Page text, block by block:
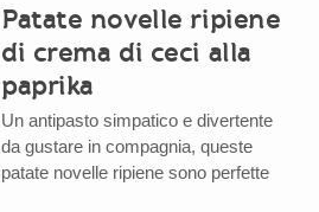
Patate novelle ripiene
di crema di ceci alla
paprika
Un antipasto simpatico e divertente
da gustare in compagnia, queste
patate novelle ripiene sono perfette